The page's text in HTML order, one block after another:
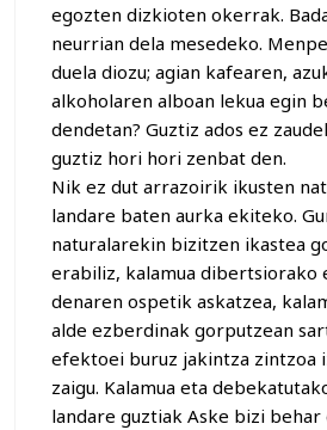
egozten dizkioten okerrak.
neurrian dela mesedeko.
duela diozu; agian kafearen,
alkoholaren alboan lekua egin
dendetan? Guztiz ados ez
guztiz hori hori zenbat den.
Nik ez dut arrazoirik ikusten
landare baten aurka ekiteko.
naturalarekin bizitzen ikastea
erabiliz, kalamua dibertsiorako
denaren ospetik askatzea,
alde ezberdinak gorputzean
efektoei buruz jakintza zintzoa
zaigu. Kalamua eta
landare guztiak Aske bizi behar